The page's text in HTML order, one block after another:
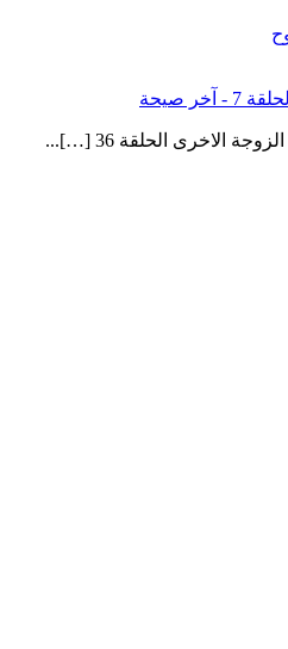
صيحة
الاخرى الحلقة 36 […]...